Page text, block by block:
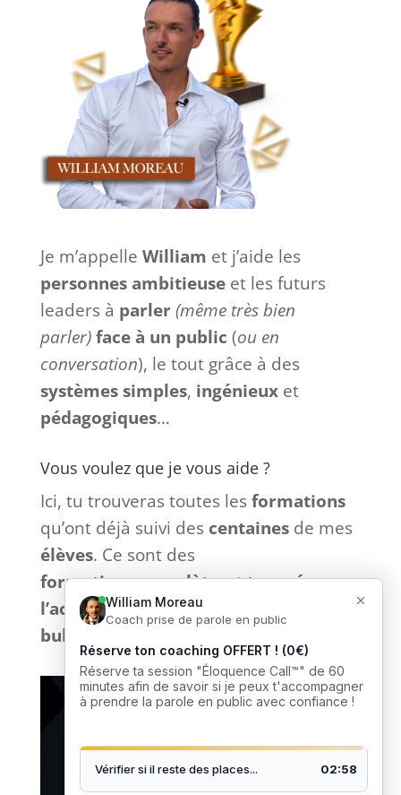
Je m’appelle William et j’aide les
personnes ambitieuseet les futurs
leaders à parler (même très bien
parler) face à un public (ou en
conversation), le tout grâce à des
systèmes simples, ingénieuxet
pédagogiques…
Vous voulez que je vous aide ?
Ici, tu trouveras toutes lesformations
qu’ont déjà suivi des centainesde mes
élèves. Ce sont des
formationscomplètesettournéesvers
l’actionsans bla-bla inutile et
bullshit